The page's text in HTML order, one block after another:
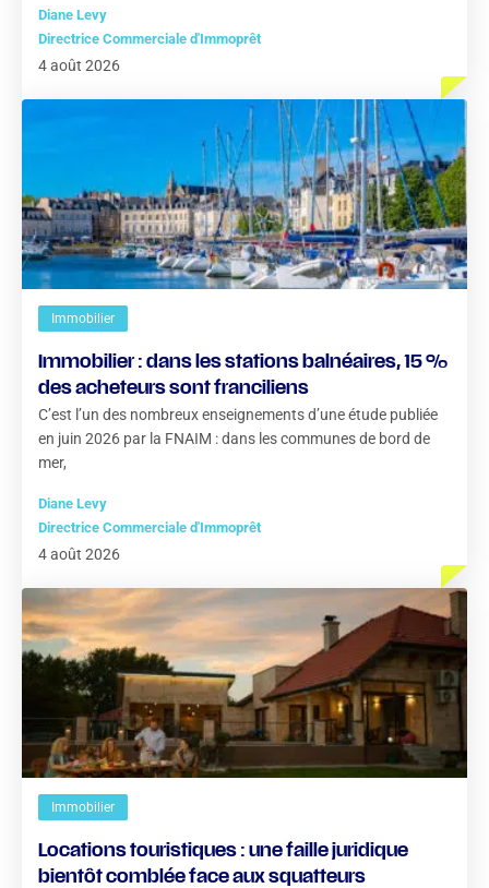
Diane Levy
Directrice Commerciale d'Immoprêt
4 août 2026
Immobilier
Immobilier : dans les stations balnéaires, 15 %
des acheteurs sont franciliens
C’est l’un des nombreux enseignements d’une étude publiée
en juin 2026 par la FNAIM : dans les communes de bord de
mer,
Diane Levy
Directrice Commerciale d'Immoprêt
4 août 2026
Immobilier
Locations touristiques : une faille juridique
bientôt comblée face aux squatteurs